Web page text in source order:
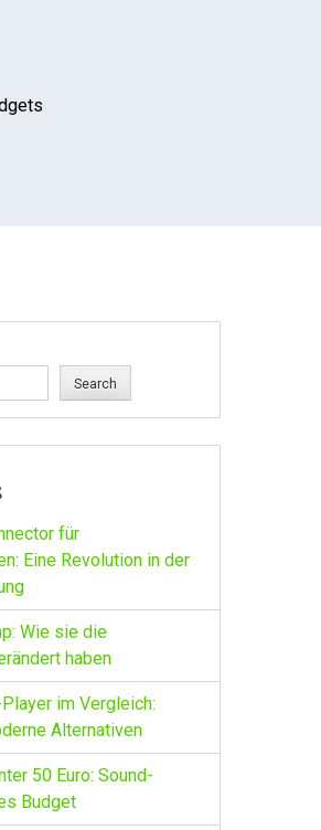
Search
für
Eine Revolution in der
Wie sie die
haben
im Vergleich:
Alternativen
50 Euro: Sound-
Budget